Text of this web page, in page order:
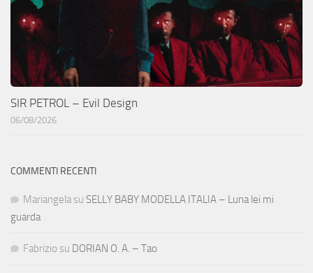
SIR PETROL – Evil Design
06/08/2026
COMMENTI RECENTI
Mariangela su SELLY BABY MODELLA ITALIA – Luna lei mi
guarda
Fabrizio su DORIAN O. A. – Tao